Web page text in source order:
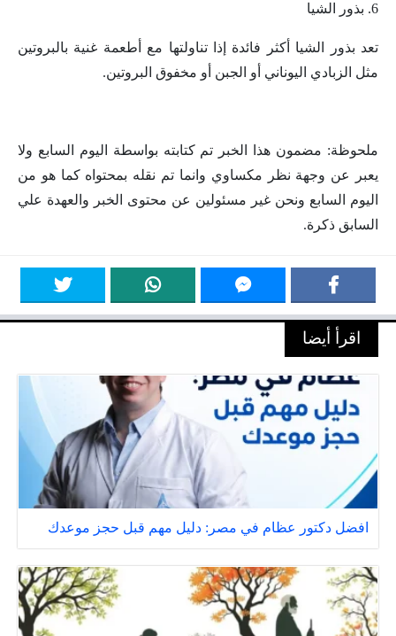
6. بذور الشيا
تعد بذور الشيا أكثر فائدة إذا تناولتها مع أطعمة غنية بالبروتين
مثل الزبادي اليوناني أو الجبن أو مخفوق البروتين.
ملحوظة: مضمون هذا الخبر تم كتابته بواسطة اليوم السابع ولا
يعبر عن وجهة نظر مكساوي وانما تم نقله بمحتواه كما هو من
اليوم السابع ونحن غير مسئولين عن محتوى الخبر والعهدة علي
السابق ذكرة.
اقرأ أيضا
افضل دكتور عظام في مصر: دليل مهم قبل حجز موعدك